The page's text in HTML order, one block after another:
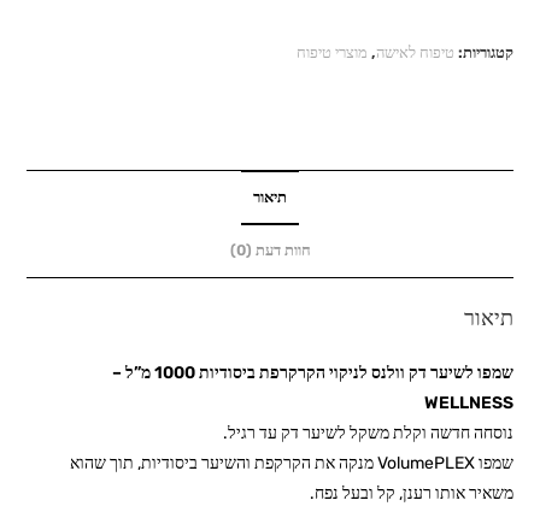
לשיער
הקרקרפת
WELLNESS
קטגוריות: טיפוח לאישה, מוצרי טיפוח
תיאור
חוות דעת (0)
תיאור
שמפו לשיער דק וולנס לניקוי הקרקרפת ביסודיות 1000 מ”ל –
WELLNESS
נוסחה חדשה וקלת משקל לשיער דק עד רגיל.
שמפו VolumePLEX מנקה את הקרקפת והשיער ביסודיות, תוך שהוא
משאיר אותו רענן, קל ובעל נפח.